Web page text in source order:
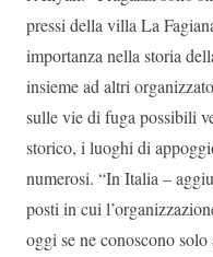
pressi della villa La
importanza nella storia
insieme ad altri
sulle vie di fuga possibili
storico, i luoghi di
numerosi. “In Italia –
posti in cui
oggi se ne conoscono